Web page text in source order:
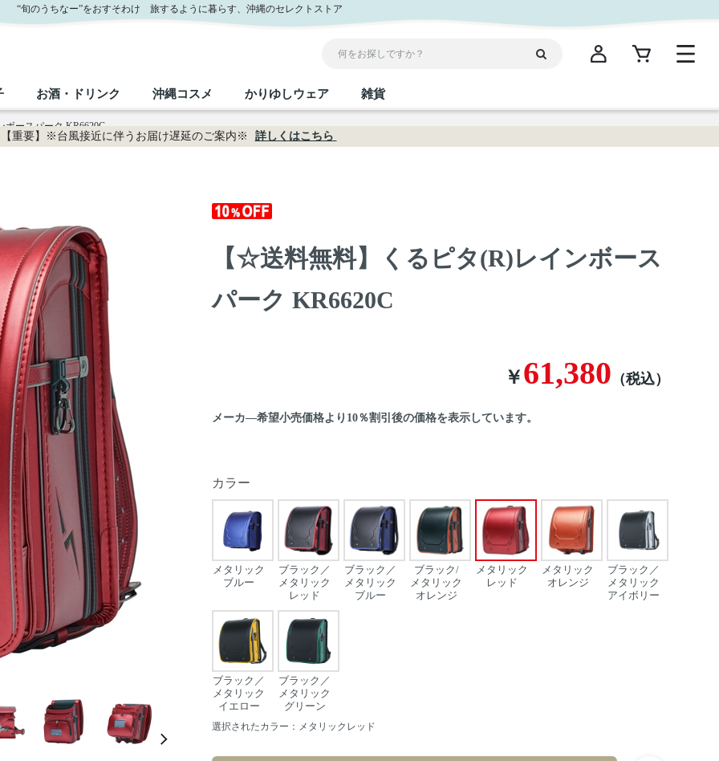
“旬のうちなー”をおすそわけ 旅するように暮らす、沖縄のセレクトストア
フルーツ・野菜 お肉
缶詰／パウチ 沖縄料理
レトルト食品 乾物／粉類
砂糖／黒砂糖 塩
しょうゆ みそ だし／スパイス／島唐辛子
ちんすこう
おつまみ 沖縄限定商品（ご当地）
お酒・ドリンク
ビール・チューハイ
ドリンク 茶葉
沖縄コスメ
スキンケア
ヘアケア UVケア
限定品
かりゆしウェア 雑貨
沖縄ファッション 伝統工芸品
【重要】※台風接近に伴うお届け遅延のご案内※ 詳しくはこちら
ースパーク KR6620C
メーカ―希望小売価格より10％割引後の価格を表示しています。
【☆送料無料】くるピタ(R)レインボース
パーク KR6620C
￥61,380 （税込）
カラー
メタリック
ブルー
ブラック／
メタリック
レッド
ブラック／
メタリック
ブルー
ブラック/
メタリック
オレンジ
メタリック
レッド
メタリック
オレンジ
ブラック／
メタリック
アイボリー
ブラック／
メタリック
イエロー
ブラック／
メタリック
グリーン
選択されたカラー：メタリックレッド